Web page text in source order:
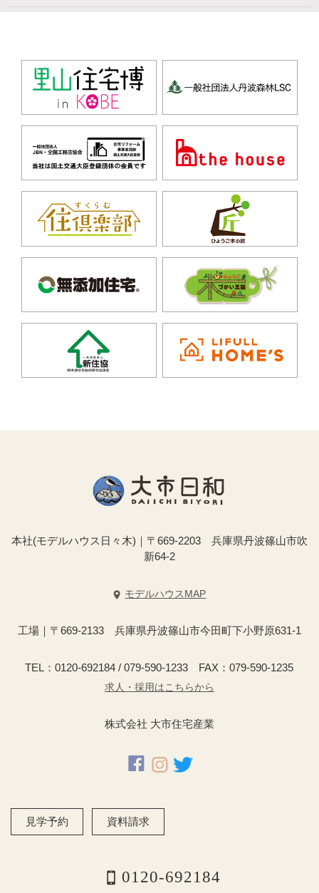
本社(モデルハウス日々木)｜〒669-2203 兵庫県丹波篠山市吹
新64-2
モデルハウスMAP
工場｜〒669-2133 兵庫県丹波篠山市今田町下小野原631-1
TEL：0120-692184 / 079-590-1233 FAX：079-590-1235
求人・採用はこちらから
株式会社 大市住宅産業
見学予約 資料請求
0120-692184